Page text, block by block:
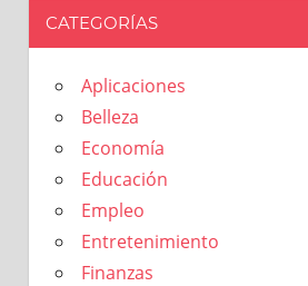
CATEGORÍAS
Aplicaciones
Belleza
Economía
Educación
Empleo
Entretenimiento
Finanzas